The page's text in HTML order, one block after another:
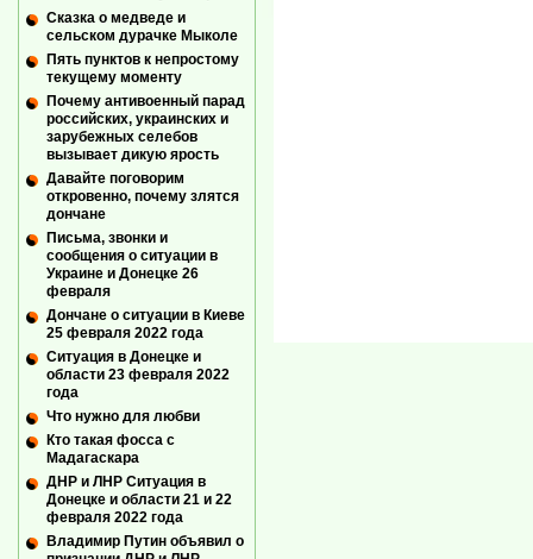
Сказка о медведе и
сельском дурачке Мыколе
Пять пунктов к непростому
текущему моменту
Почему антивоенный парад
российских, украинских и
зарубежных селебов
вызывает дикую ярость
Давайте поговорим
откровенно, почему злятся
дончане
Письма, звонки и
сообщения о ситуации в
Украине и Донецке 26
февраля
Дончане о ситуации в Киеве
25 февраля 2022 года
Ситуация в Донецке и
области 23 февраля 2022
года
Что нужно для любви
Кто такая фосса с
Мадагаскара
ДНР и ЛНР Ситуация в
Донецке и области 21 и 22
февраля 2022 года
Владимир Путин объявил о